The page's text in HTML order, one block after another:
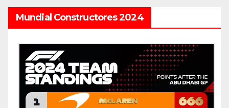
Mundial Constructores 2024